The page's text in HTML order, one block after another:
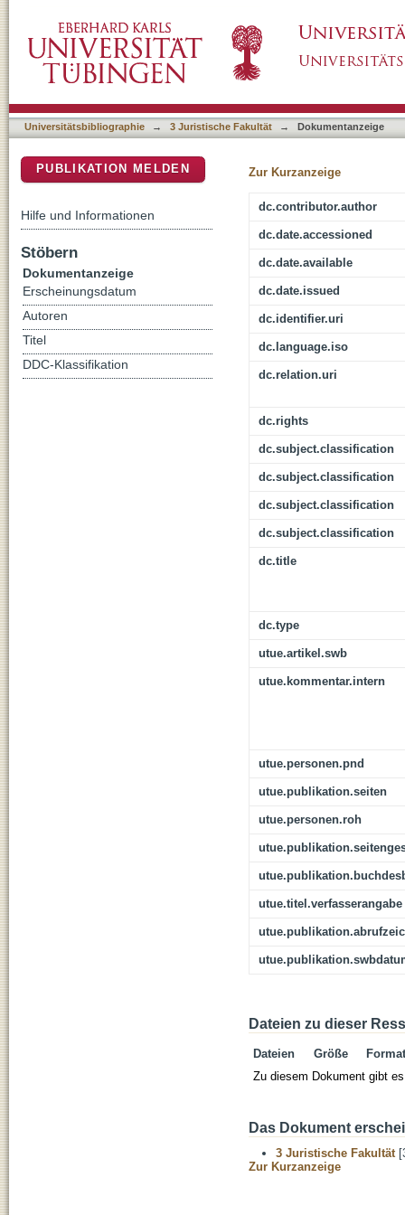
Insolvenz des Verkäufers oder
Universitätsbibliographie → 3 Juristische Fakultät → Dokumentanzeige
Zur Kurzanzeige
dc.contributor.author
dc.date.accessioned
dc.date.available
dc.date.issued
dc.identifier.uri
dc.language.iso
dc.relation.uri
dc.rights
dc.subject.classification
dc.subject.classification
dc.subject.classification
dc.subject.classification
dc.title
dc.type
utue.artikel.swb
utue.kommentar.intern
utue.personen.pnd
utue.publikation.seiten
utue.personen.roh
utue.titel.verfasserangabe
Dateien zu dieser
Dateien Größe
Format
Zu diesem Dokument gibt
Das Dokument
3 Juristische Fakultät
Zur Kurzanzeige
PUBLIKATION MELDEN
Hilfe und Informationen
Stöbern
Dokumentanzeige
Erscheinungsdatum
Autoren
Titel
DDC-Klassifikation